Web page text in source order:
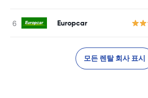
Europcar
모든 렌탈 회사 표시